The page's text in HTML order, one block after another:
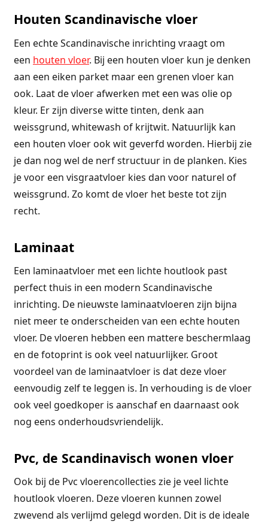
Houten Scandinavische vloer
Een echte Scandinavische inrichting vraagt om
een houten vloer. Bij een houten vloer kun je denken
aan een eiken parket maar een grenen vloer kan
ook. Laat de vloer afwerken met een was olie op
kleur. Er zijn diverse witte tinten, denk aan
weissgrund, whitewash of krijtwit. Natuurlijk kan
een houten vloer ook wit geverfd worden. Hierbij zie
je dan nog wel de nerf structuur in de planken. Kies
je voor een visgraatvloer kies dan voor naturel of
weissgrund. Zo komt de vloer het beste tot zijn
recht.
Laminaat
Een laminaatvloer met een lichte houtlook past
perfect thuis in een modern Scandinavische
inrichting. De nieuwste laminaatvloeren zijn bijna
niet meer te onderscheiden van een echte houten
vloer. De vloeren hebben een mattere beschermlaag
en de fotoprint is ook veel natuurlijker. Groot
voordeel van de laminaatvloer is dat deze vloer
eenvoudig zelf te leggen is. In verhouding is de vloer
ook veel goedkoper is aanschaf en daarnaast ook
nog eens onderhoudsvriendelijk.
Pvc, de Scandinavisch wonen vloer
Ook bij de Pvc vloerencollecties zie je veel lichte
houtlook vloeren. Deze vloeren kunnen zowel
zwevend als verlijmd gelegd worden. Dit is de ideale